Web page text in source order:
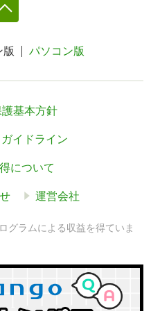
版 パソコン版
基本方針
イドライン
について
運営会社
グラムによる収益を得ていま